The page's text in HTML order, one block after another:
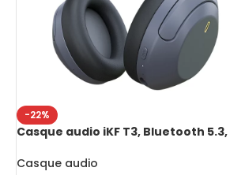
-22%
Casque audio iKF T3, Bluetooth 5.3,
résolution et faible latence, 125 heures
Casque audio